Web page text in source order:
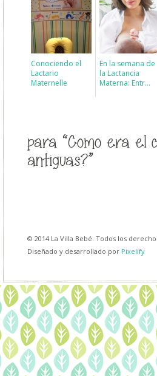
Conociendo el
Lactario
Maternelle
En la semana de
la Lactancia
Materna: Entr...
para “Como era el
antiguas?”
© 2014 La Villa Bebé. Todos los
Diseñado y desarrollado por Pixelify